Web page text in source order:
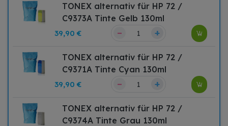
TONEX alternativ für HP 72 /
C9373A Tinte Gelb 130ml
39,90 € – +
TONEX alternativ für HP 72 /
C9371A Tinte Cyan 130ml
39,90 € – +
TONEX alternativ für HP 72 /
C9374A Tinte Grau 130ml